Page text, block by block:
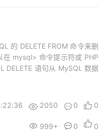
的 DELETE FROM 命令来删
在 mysql> 命令提示符或 PHP
DELETE 语句从 MySQL 数据
表中的所有记...
2050 0 0
999+ 0 0